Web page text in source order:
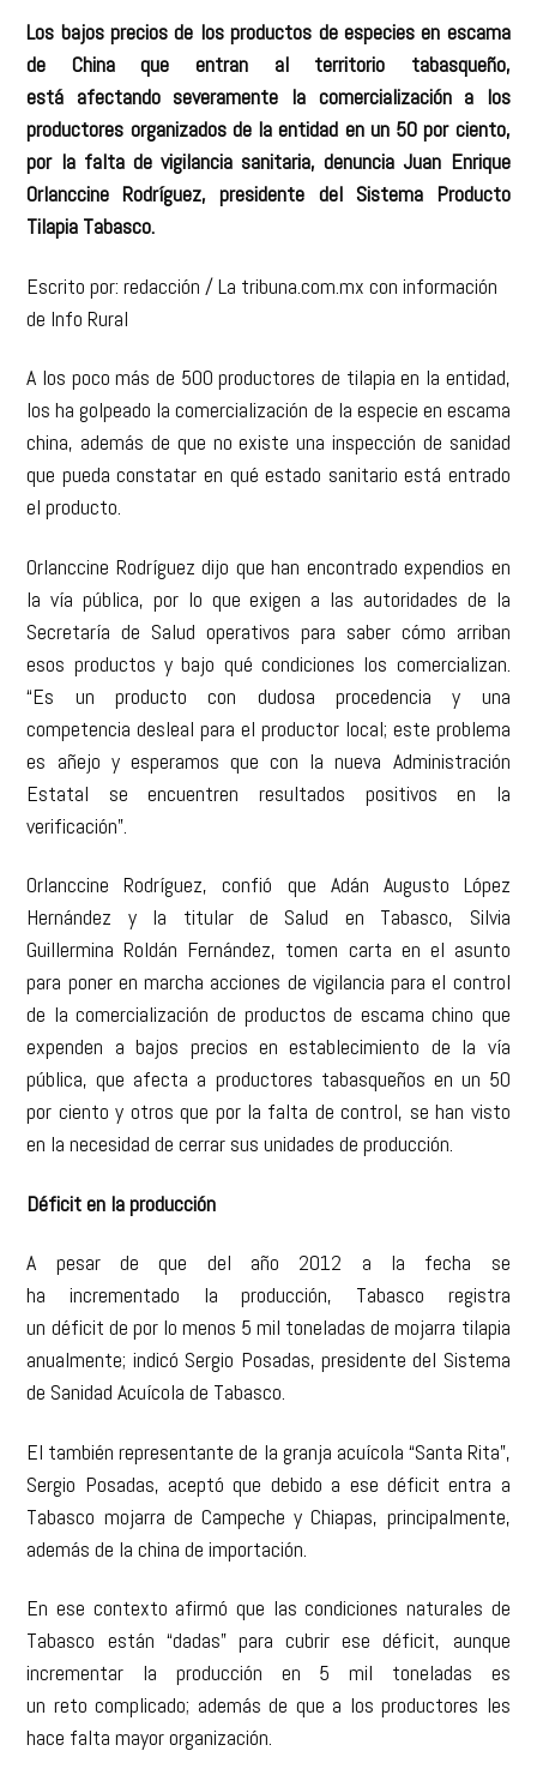
Los bajos precios de los productos de especies en escama
de China que entran al territorio tabasqueño,
está afectando severamente la comercialización a los
productores organizados de la entidad en un 50 por ciento,
por la falta de vigilancia sanitaria, denuncia Juan Enrique
Orlanccine Rodríguez, presidente del Sistema Producto
Tilapia Tabasco.
Escrito por: redacción / La tribuna.com.mx con información
de Info Rural
A los poco más de 500 productores de tilapia en la entidad,
los ha golpeado la comercialización de la especie en escama
china, además de que no existe una inspección de sanidad
que pueda constatar en qué estado sanitario está entrado
el producto.
Orlanccine Rodríguez dijo que han encontrado expendios en
la vía pública, por lo que exigen a las autoridades de la
Secretaría de Salud operativos para saber cómo arriban
esos productos y bajo qué condiciones los comercializan.
“Es un producto con dudosa procedencia y una
competencia desleal para el productor local; este problema
es añejo y esperamos que con la nueva Administración
Estatal se encuentren resultados positivos en la
verificación”.
Orlanccine Rodríguez, confió que Adán Augusto López
Hernández y la titular de Salud en Tabasco, Silvia
Guillermina Roldán Fernández, tomen carta en el asunto
para poner en marcha acciones de vigilancia para el control
de la comercialización de productos de escama chino que
expenden a bajos precios en establecimiento de la vía
pública, que afecta a productores tabasqueños en un 50
por ciento y otros que por la falta de control, se han visto
en la necesidad de cerrar sus unidades de producción.
Déficit en la producción
A pesar de que del año 2012 a la fecha se
ha incrementado la producción, Tabasco registra
un déficit de por lo menos 5 mil toneladas de mojarra tilapia
anualmente; indicó Sergio Posadas, presidente del Sistema
de Sanidad Acuícola de Tabasco.
El también representante de la granja acuícola “Santa Rita”,
Sergio Posadas, aceptó que debido a ese déficit entra a
Tabasco mojarra de Campeche y Chiapas, principalmente,
además de la china de importación.
En ese contexto afirmó que las condiciones naturales de
Tabasco están “dadas” para cubrir ese déficit, aunque
incrementar la producción en 5 mil toneladas es
un reto complicado; además de que a los productores les
hace falta mayor organización.